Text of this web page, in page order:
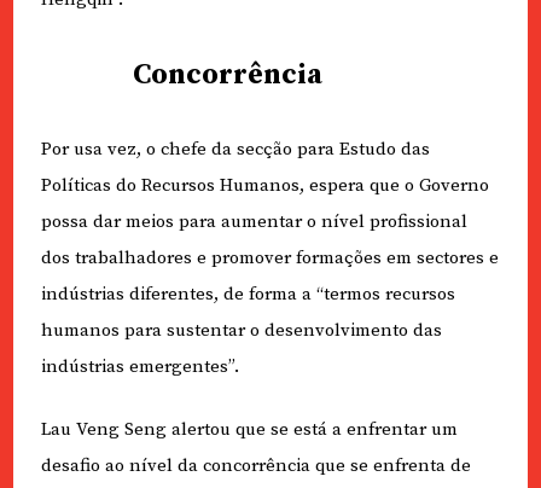
Concorrência
Por usa vez, o chefe da secção para Estudo das
Políticas do Recursos Humanos, espera que o Governo
possa dar meios para aumentar o nível profissional
dos trabalhadores e promover formações em sectores e
indústrias diferentes, de forma a “termos recursos
humanos para sustentar o desenvolvimento das
indústrias emergentes”.
Lau Veng Seng alertou que se está a enfrentar um
desafio ao nível da concorrência que se enfrenta de